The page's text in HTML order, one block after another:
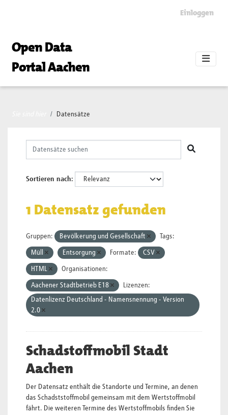
Einloggen
Open Data
Portal Aachen
Datensätze
Sortieren nach
1 Datensatz gefunden
Gruppen: Bevölkerung und Gesellschaft Tags:
Müll Entsorgung Formate: CSV
HTML Organisationen:
Aachener Stadtbetrieb E18
Lizenzen:
Datenlizenz Deutschland - Namensnennung - Version
2.0
Schadstoffmobil Stadt
Aachen
Der Datensatz enthält die Standorte und Termine, an denen
das Schadststoffmobil gemeinsam mit dem Wertstoffmobil
fährt. Die weiteren Termine des Wertstoffmobils finden Sie